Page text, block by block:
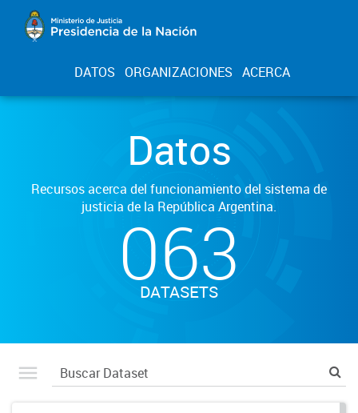
DATOS ORGANIZACIONES ACERCA
Datos
Recursos acerca del funcionamiento del sistema de
justicia de la República Argentina.
063
DATASETS